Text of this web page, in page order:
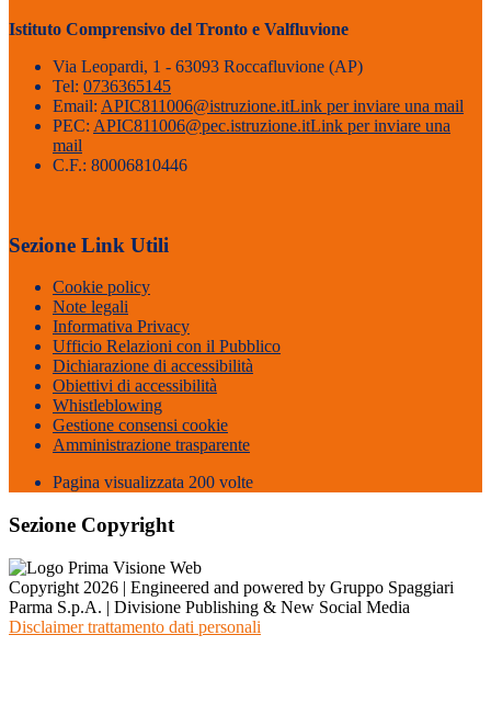
Istituto Comprensivo del Tronto e Valfluvione
Via Leopardi, 1 - 63093 Roccafluvione (AP)
Tel: 0736365145
Email: APIC811006@istruzione.itLink per inviare una mail
PEC: APIC811006@pec.istruzione.itLink per inviare una
mail
C.F.: 80006810446
Sezione Link Utili
Cookie policy
Note legali
Informativa Privacy
Ufficio Relazioni con il Pubblico
Dichiarazione di accessibilità
Obiettivi di accessibilità
Whistleblowing
Gestione consensi cookie
Amministrazione trasparente
Pagina visualizzata 200 volte
Sezione Copyright
Copyright 2026 | Engineered and powered by Gruppo Spaggiari
Parma S.p.A. | Divisione Publishing & New Social Media
Disclaimer trattamento dati personali